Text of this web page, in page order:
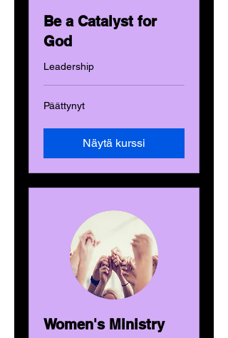
Be a Catalyst for
God
Leadership
Päättynyt
Näytä kurssi
Women's Ministry